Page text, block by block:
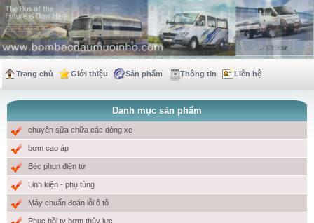
Trang chủ Giới thiệu Sản phẩm Thông tin Liên hệ
Danh mục sản phẩm
chuyên sữa chữa các dòng xe
bơm cao áp
Béc phun điện tử
Linh kiện - phụ tùng
Máy chuẩn đoán lỗi ô tô
Phục hồi ty bơm thủy lực